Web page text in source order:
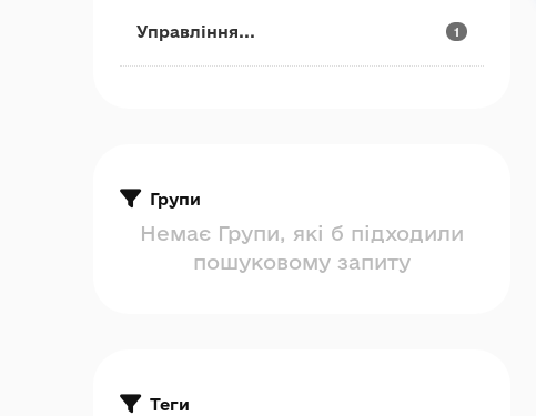
Управління... 1
Групи
Немає Групи, які б підходили
пошуковому запиту
Теги